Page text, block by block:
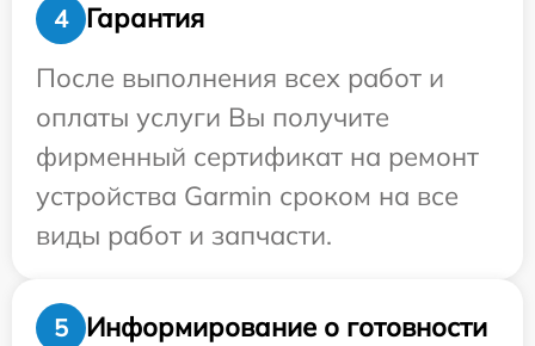
4
Гарантия
После выполнения всех работ и
оплаты услуги Вы получите
фирменный сертификат на ремонт
устройства Garmin сроком на все
виды работ и запчасти.
5
Информирование о готовности